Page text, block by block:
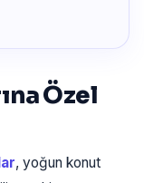
Özel
, yoğun konut